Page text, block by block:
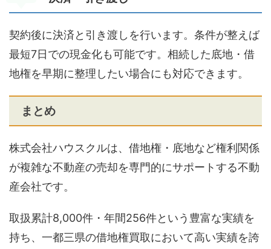
契約後に決済と引き渡しを行います。条件が整えば
最短7日での現金化も可能です。相続した底地・借
地権を早期に整理したい場合にも対応できます。
まとめ
株式会社ハウスクルは、借地権・底地など権利関係
が複雑な不動産の売却を専門的にサポートする不動
産会社です。
取扱累計8,000件・年間256件という豊富な実績を
持ち、一都三県の借地権買取において高い実績を誇